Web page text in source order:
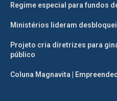
Regime especial para fundos
Ministérios lideram
Projeto cria diretrizes para
público
Coluna Magnavita |